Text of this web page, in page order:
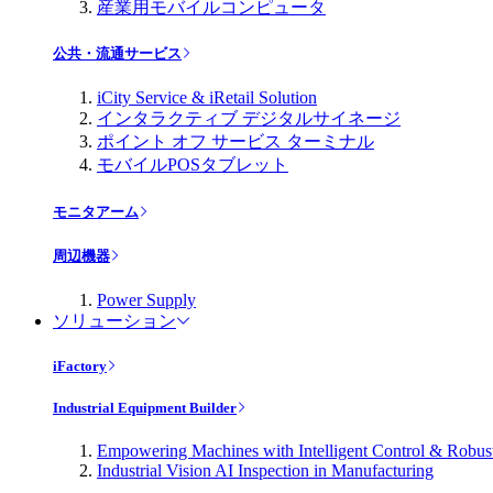
産業用モバイルコンピュータ
公共・流通サービス
iCity Service & iRetail Solution
インタラクティブ デジタルサイネージ
ポイント オフ サービス ターミナル
モバイルPOSタブレット
モニタアーム
周辺機器
Power Supply
ソリューション
iFactory
Industrial Equipment Builder
Empowering Machines with Intelligent Control &
Industrial Vision AI Inspection in Manufacturing